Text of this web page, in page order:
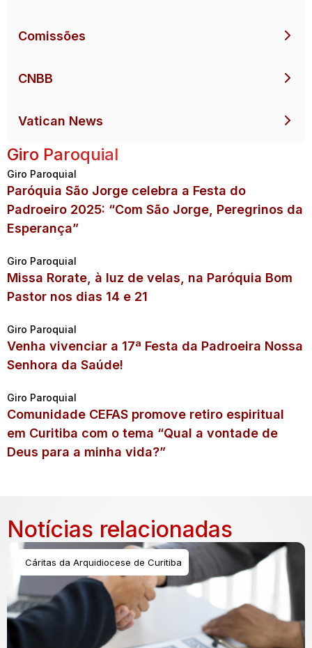
Comissões
CNBB
Vatican News
Giro Paroquial
Giro Paroquial
Paróquia São Jorge celebra a Festa do
Padroeiro 2025: “Com São Jorge, Peregrinos da
Esperança”
Giro Paroquial
Missa Rorate, à luz de velas, na Paróquia Bom
Pastor nos dias 14 e 21
Giro Paroquial
Venha vivenciar a 17ª Festa da Padroeira Nossa
Senhora da Saúde!
Giro Paroquial
Comunidade CEFAS promove retiro espiritual
em Curitiba com o tema “Qual a vontade de
Deus para a minha vida?”
Notícias relacionadas
Cáritas da Arquidiocese de Curitiba